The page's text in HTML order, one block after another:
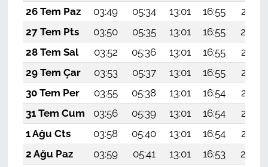
26 Tem Paz
03:49 05:34 13:01 16:55
20:17
27 Tem Pts
03:50 05:35 13:01 16:55
20:16
28 Tem Sal
03:52 05:36 13:01 16:55
20:15
29 Tem Çar
03:53 05:37 13:01 16:55
20:15
30 Tem Per
03:55 05:38 13:01 16:54
20:14
31 Tem Cum
03:56 05:39 13:01 16:54
20:13
1 Ağu Cts
03:58 05:40 13:01 16:54
20:12
2 Ağu Paz
03:59 05:41 13:01 16:53
20:10